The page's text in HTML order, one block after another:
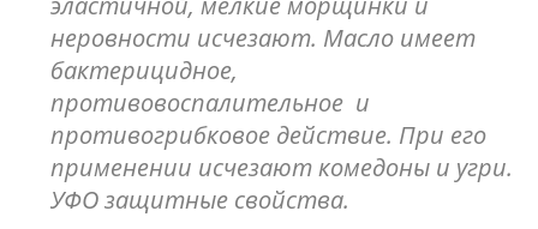
неровности исчезают. Масло имеет
бактерицидное,
противовоспалительное и
противогрибковое действие. При его
применении исчезают комедоны и угри.
УФО защитные свойства.